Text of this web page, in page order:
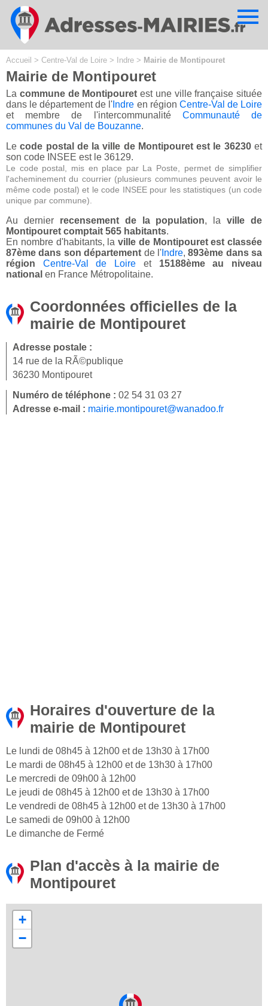
Accueil > Centre-Val de Loire > Indre > Mairie de Montipouret
Mairie de Montipouret
La commune de Montipouret est une ville française située
dans le département de l' Indre en région Centre-Val de Loire
et membre de l'intercommunalité Communauté de
communes du Val de Bouzanne.
Lecode postal de la ville de Montipouret est le 36230et
son code INSEE est le 36129.
Le code postal, mis en place par La Poste, permet de simplifier
l'acheminement du courrier (plusieurs communes peuvent avoir le
même code postal) et le code INSEE pour les statistiques (un code
unique par commune).
Au dernier recensement de la population, laville de
Montipouret comptait 565 habitants.
En nombre d'habitants, la ville de Montipouret est classée
87ème dans son département de l'Indre,893ème dans sa
région
Centre-Val de Loire et 15188ème au niveau
national en France Métropolitaine.
Coordonnées officielles de la
mairie de Montipouret
Adresse postale :
14 rue de la RÃ©publique
36230 Montipouret
Numéro de téléphone : 02 54 31 03 27
Adresse e-mail : mairie.montipouret@wanadoo.fr
Horaires d'ouverture de la
mairie de Montipouret
Le lundi de 08h45 à 12h00 et de 13h30 à 17h00
Le mardi de 08h45 à 12h00 et de 13h30 à 17h00
Le mercredi de 09h00 à 12h00
Le jeudi de 08h45 à 12h00 et de 13h30 à 17h00
Le vendredi de 08h45 à 12h00 et de 13h30 à 17h00
Le samedi de 09h00 à 12h00
Le dimanche de Fermé
Plan d'accès à la mairie de
Montipouret
+
−
Cookies management panel